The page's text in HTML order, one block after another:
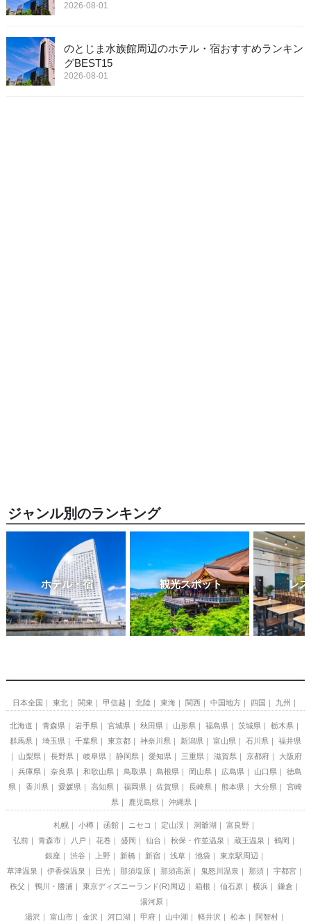
2026-08-01
のとじま水族館周辺のホテル・宿おすすめランキン
グBEST15
2026-08-01
ジャンル別のランキング
ホテル・宿 観光スポット レ
日本全国 東北 関東 甲信越 北陸 東海 関西 中国地方 四国 九州
北海道 青森県 岩手県 宮城県 秋田県 山形県 福島県 茨城県
栃木県
群馬県
埼玉県 千葉県 東京都 神奈川県 新潟県 富山県 石川県
福井県
山梨県
長野県 岐阜県 静岡県 愛知県 三重県 滋賀県 京都府
大阪府
兵庫県
奈良県 和歌山県 鳥取県 島根県 岡山県 広島県 山口県
徳島
県
香川県 愛媛県 高知県 福岡県 佐賀県 長崎県 熊本県 大分県
宮崎
県
鹿児島県 沖縄県
札幌 小樽 函館 ニセコ 定山渓 洞爺湖
富良野
弘前
青森市 八戸 花巻 盛岡 仙台 秋保・作並温泉 蔵王温泉
鶴岡
銀座
渋谷 上野 新橋 新宿 浅草 池袋
東京駅周辺
草津温泉
伊香保温泉 日光 那須塩原 那須高原 鬼怒川温泉 那須
宇都宮
秩父
鴨川・勝浦 東京ディズニーランド(R)周辺 箱根 仙石原 横浜
鎌倉
湯河原
湯沢
富山市 金沢 河口湖 甲府 山中湖 軽井沢 松本 阿智村